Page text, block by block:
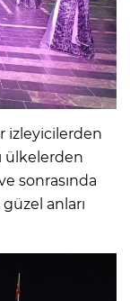
izleyicilerden
ülkelerden
sonrasında
anları